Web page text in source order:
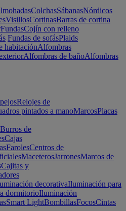
ColchasSábanasNórdicos
VisillosCortinasBarras de cortina
FundasCojín con relleno
Fundas de sofásPlaids
habitaciónAlfombras
Alfombras de bañoAlfombras
Relojes de
pintados a manoMarcosPlacas
Burros de
Cajas
FarolesCentros de
MaceterosJarronesMarcos de
Cajitas y
decorativaIluminación para
dormitorioIluminación
Smart LightBombillasFocosCintas